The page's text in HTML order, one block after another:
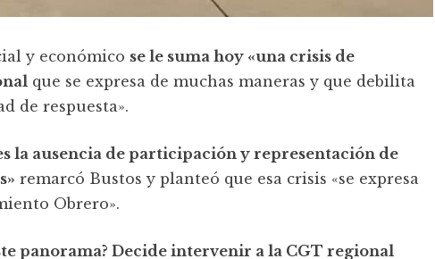
y económico se le suma hoy «una crisis de
que se expresa de muchas maneras y que debilita
de respuesta».
la ausencia de participación y representación de
remarcó Bustos y planteó que esa crisis «se expresa
Obrero».
panorama? Decide intervenir a la CGT regional